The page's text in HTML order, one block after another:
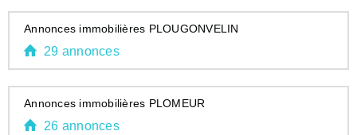
Annonces immobilières PLOUGONVELIN
29 annonces
Annonces immobilières PLOMEUR
26 annonces